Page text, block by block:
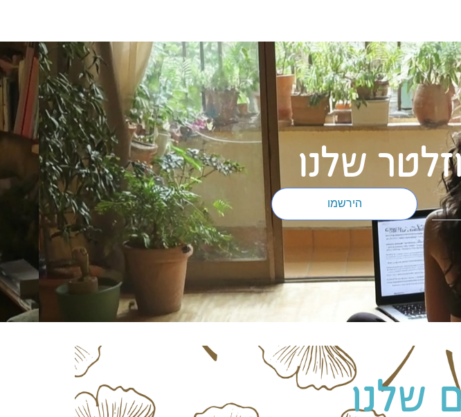
שמן ברגמוט – איטלקי מבחוץ,
רגוע מבפנים
הוא מתחבר למרכזי הריח במוח,
קרא עוד>>
שמן ילנג ילנג – שמן מומלץ
מומלץ
העור, השיער, מצב-הרוח,
החשק-המיני. כל
קרא עוד>>
ויטמינים וצמחי מרפא ויטמינים וצמחי מרפא